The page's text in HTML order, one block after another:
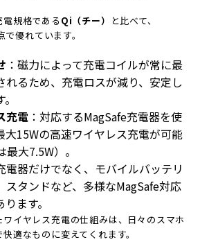
規格である Qi（チー）
と比べて、
優れています。
：磁力によって充電コイルが常に最
れるため、充電ロスが減り、安定し
充電：対応するMagSafe充電器を使
大15Wの高速ワイヤレス充電が可能
大7.5W）。
電器だけでなく、モバイルバッテリ
スタンドなど、多様なMagSafe対応
ます。
イヤレス充電の仕組みは、日々のスマホ
適なものに変えてくれます。